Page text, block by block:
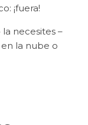
¡fuera!
necesites –
la nube o